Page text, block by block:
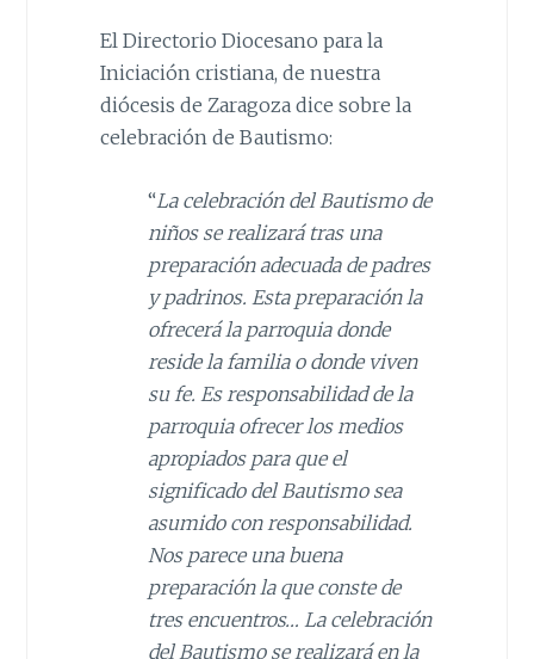
El Directorio Diocesano para la
Iniciación cristiana, de nuestra
diócesis de Zaragoza dice sobre la
celebración de Bautismo:
“La celebración del Bautismo de
niños se realizará tras una
preparación adecuada de padres
y padrinos. Esta preparación la
ofrecerá la parroquia donde
reside la familia o donde viven
su fe. Es responsabilidad de la
parroquia ofrecer los medios
apropiados para que el
significado del Bautismo sea
asumido con responsabilidad.
Nos parece una buena
preparación la que conste de
tres encuentros… La celebración
del Bautismo se realizará en la